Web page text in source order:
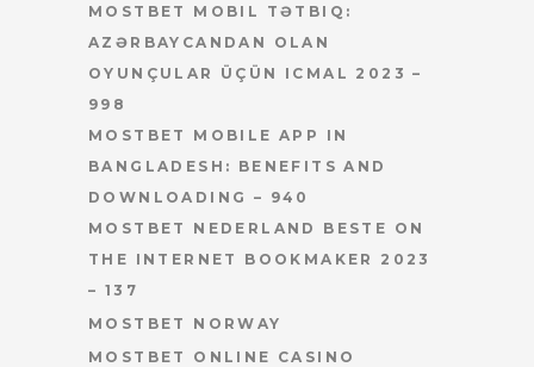
MOSTBET MOBIL TƏTBIQ:
AZƏRBAYCANDAN OLAN
OYUNÇULAR ÜÇÜN ICMAL 2023 –
998
MOSTBET MOBILE APP IN
BANGLADESH: BENEFITS AND
DOWNLOADING – 940
MOSTBET NEDERLAND BESTE ON
THE INTERNET BOOKMAKER 2023
– 137
MOSTBET NORWAY
MOSTBET ONLINE CASINO